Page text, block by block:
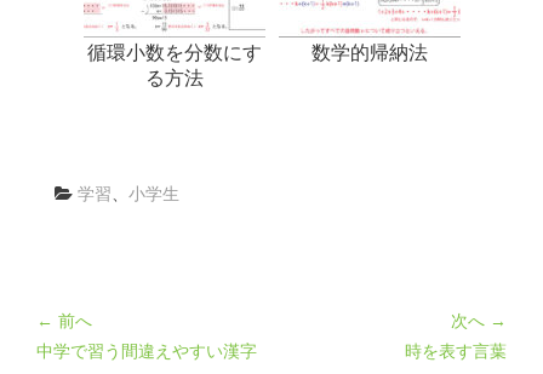
循環小数を分数にす
る方法
数学的帰納法
学習、 小学生
← 前へ
中学で習う間違えやすい漢字
次へ →
時を表す言葉